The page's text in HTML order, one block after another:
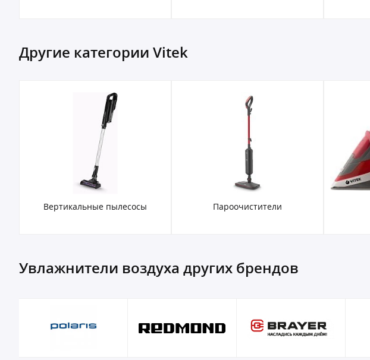
Другие категории Vitek
Вертикальные пылесосы Пароочистители
Увлажнители воздуха других брендов